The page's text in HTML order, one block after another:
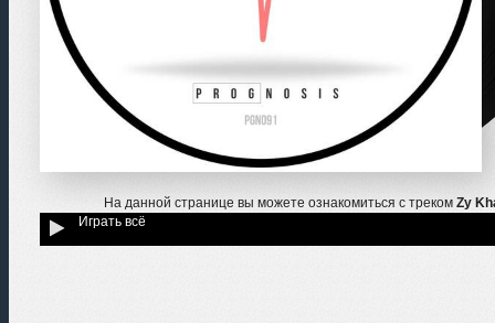
На данной странице вы можете ознакомиться с треком Zy
Играть всё